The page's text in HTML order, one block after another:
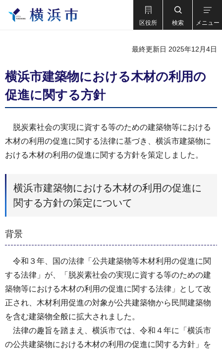
区役所 検索 メニュー
最終更新日 2025年12月4日
横浜市建築物における木材の利用の
促進に関する方針
脱炭素社会の実現に資する等のための建築物等における
木材の利用の促進に関する法律に基づき、横浜市建築物に
おける木材の利用の促進に関する方針を策定しました。
横浜市建築物における木材の利用の促進に
関する方針の策定について
背景
令和３年、国の法律「公共建築物等木材利用の促進に関
する法律」が、「脱炭素社会の実現に資する等のための建
築物等における木材の利用の促進に関する法律」として改
正され、木材利用促進の対象が公共建築物から民間建築物
を含む建築物全般に拡大されました。
法律の趣旨を踏まえ、横浜市では、令和４年に「横浜市
の公共建築物における木材の利用の促進に関する方針」を